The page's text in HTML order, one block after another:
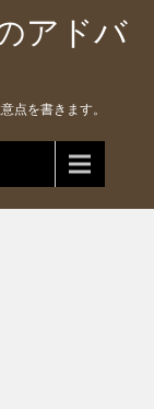
アドバ
点を書きます。